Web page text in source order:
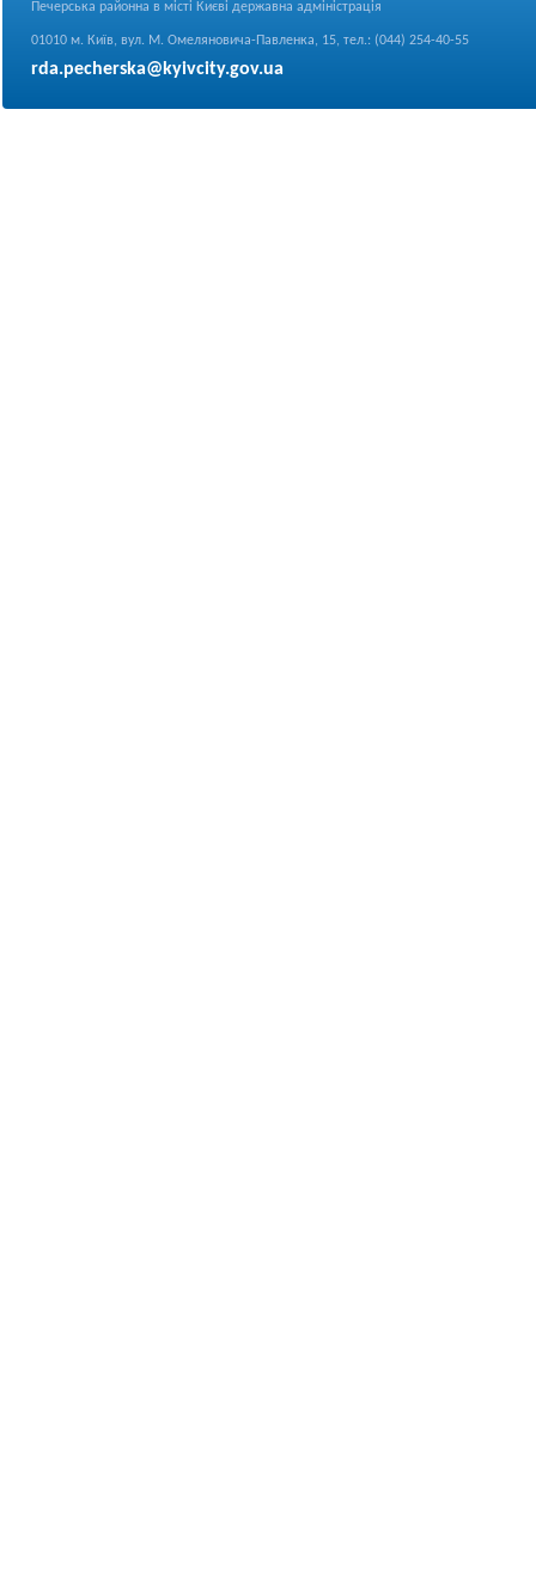
Печерська районна в місті Києві державна адміністрація
01010 м. Київ, вул. М. Омеляновича-Павленка, 15, тел.: (044) 254-40-55
rda.pecherska@kyivcity.gov.ua